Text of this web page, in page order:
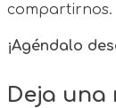
compartirnos.
¡Agéndalo
Deja una